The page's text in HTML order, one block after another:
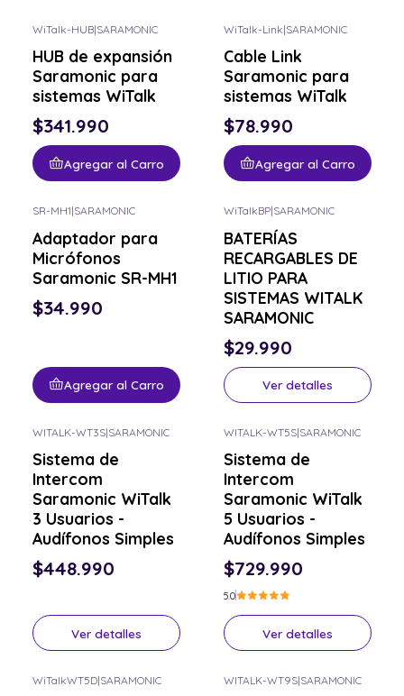
WiTalk-HUB|SARAMONIC
HUB de expansión
Saramonic para
sistemas WiTalk
$341.990
Agregar al Carro
WiTalk-Link|SARAMONIC
Cable Link
Saramonic para
sistemas WiTalk
$78.990
Agregar al Carro
SR-MH1|SARAMONIC
Adaptador para
Micrófonos
Saramonic SR-MH1
$34.990
Agregar al Carro
WiTalkBP|SARAMONIC
BATERÍAS
RECARGABLES DE
LITIO PARA
SISTEMAS WITALK
SARAMONIC
$29.990
Ver detalles
WITALK-WT3S|SARAMONIC
Sistema de
Intercom
Saramonic WiTalk
3 Usuarios -
Audífonos Simples
$448.990
Ver detalles
WITALK-WT5S|SARAMONIC
Sistema de
Intercom
Saramonic WiTalk
5 Usuarios -
Audífonos Simples
$729.990
5.0
Ver detalles
WiTalkWT5D|SARAMONIC WITALK-WT9S|SARAMONIC